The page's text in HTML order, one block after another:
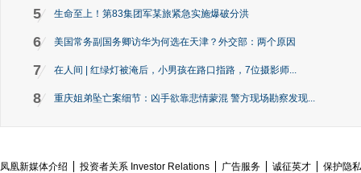
5 生命至上！第83集团军某旅紧急实施爆破分洪
6 美国常务副国务卿访华为何选在天津？外交部：两个原因
7 在人间 | 红绿灯被淹后，小男孩在路口指路，7位摄影师...
8 重庆姐弟坠亡案细节：凶手欲靠悲情蒙混 警方现场勘察发现...
凤凰新媒体介绍 投资者关系 Investor Relations 广告服务 诚征英才
保护隐